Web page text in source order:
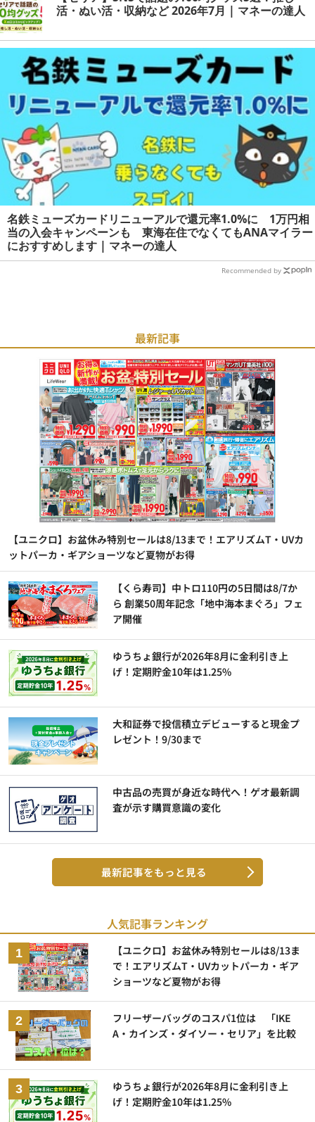
活・ぬい活・収納など 2026年7月 | マネーの達人
名鉄ミューズカードリニューアルで還元率1.0%に 1万円相
当の入会キャンペーンも 東海在住でなくてもANAマイラー
におすすめします | マネーの達人
Recommended by
最新記事
【ユニクロ】お盆休み特別セールは8/13まで！エアリズムT・UVカ
ットパーカ・ギアショーツなど夏物がお得
【くら寿司】中トロ110円の5日間は8/7か
ら 創業50周年記念「地中海本まぐろ」フェ
ア開催
ゆうちょ銀行が2026年8月に金利引き上
げ！定期貯金10年は1.25%
大和証券で投信積立デビューすると現金プ
レゼント！9/30まで
中古品の売買が身近な時代へ！ゲオ最新調
査が示す購買意識の変化
最新記事をもっと見る
人気記事ランキング
【ユニクロ】お盆休み特別セールは8/13ま
で！エアリズムT・UVカットパーカ・ギア
ショーツなど夏物がお得
フリーザーバッグのコスパ1位は 「IKE
A・カインズ・ダイソー・セリア」を比較
ゆうちょ銀行が2026年8月に金利引き上
げ！定期貯金10年は1.25%